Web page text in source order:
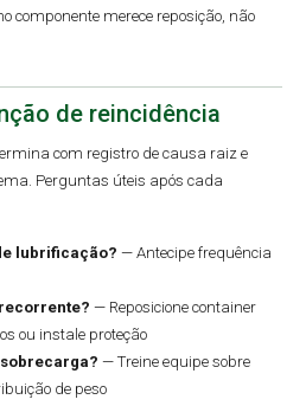
componente merece reposição, não
de reincidência
com registro de causa raiz e
Perguntas úteis após cada
lubrificação? — Antecipe frequência
— Reposicione container
ou instale proteção
— Treine equipe sobre
de peso